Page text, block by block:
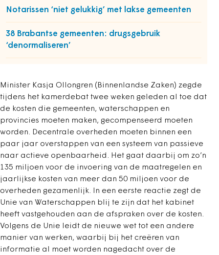
Notarissen ‘niet gelukkig’ met lakse gemeenten
38 Brabantse gemeenten: drugsgebruik
‘denormaliseren’
Minister Kasja Ollongren (Binnenlandse Zaken) zegde
tijdens het kamerdebat twee weken geleden al toe dat
de kosten die gemeenten, waterschappen en
provincies moeten maken, gecompenseerd moeten
worden. Decentrale overheden moeten binnen een
paar jaar overstappen van een systeem van passieve
naar actieve openbaarheid. Het gaat daarbij om zo’n
135 miljoen voor de invoering van de maatregelen en
jaarlijkse kosten van meer dan 50 miljoen voor de
overheden gezamenlijk. In een eerste reactie zegt de
Unie van Waterschappen blij te zijn dat het kabinet
heeft vastgehouden aan de afspraken over de kosten.
Volgens de Unie leidt de nieuwe wet tot een andere
manier van werken, waarbij bij het creëren van
informatie al moet worden nagedacht over de